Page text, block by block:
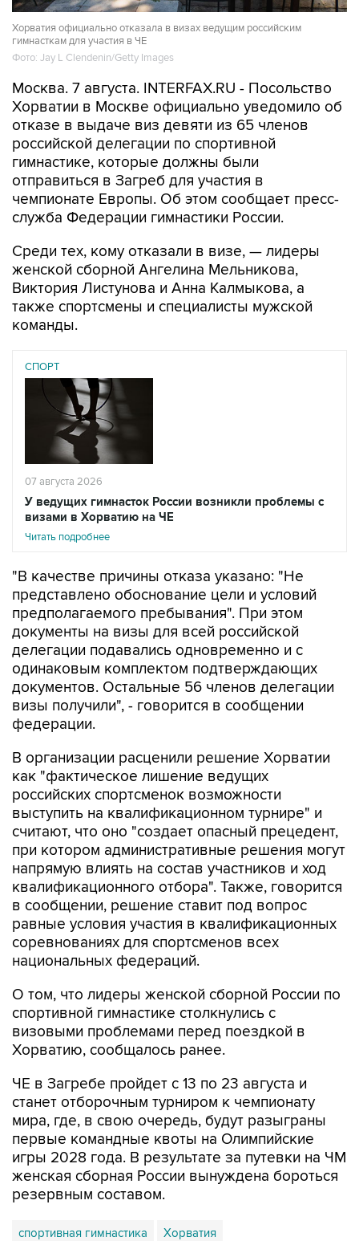
Хорватия официально отказала в визах ведущим российским
гимнасткам для участия в ЧЕ
Фото: Jay L Clendenin/Getty Images
Москва. 7 августа. INTERFAX.RU - Посольство
Хорватии в Москве официально уведомило об
отказе в выдаче виз девяти из 65 членов
российской делегации по спортивной
гимнастике, которые должны были
отправиться в Загреб для участия в
чемпионате Европы. Об этом сообщает пресс-
служба Федерации гимнастики России.
Среди тех, кому отказали в визе, — лидеры
женской сборной Ангелина Мельникова,
Виктория Листунова и Анна Калмыкова, а
также спортсмены и специалисты мужской
команды.
СПОРТ
07 августа 2026
У ведущих гимнасток России возникли проблемы с
визами в Хорватию на ЧЕ
Читать подробнее
"В качестве причины отказа указано: "Не
представлено обоснование цели и условий
предполагаемого пребывания". При этом
документы на визы для всей российской
делегации подавались одновременно и с
одинаковым комплектом подтверждающих
документов. Остальные 56 членов делегации
визы получили", - говорится в сообщении
федерации.
В организации расценили решение Хорватии
как "фактическое лишение ведущих
российских спортсменок возможности
выступить на квалификационном турнире" и
считают, что оно "создает опасный прецедент,
при котором административные решения могут
напрямую влиять на состав участников и ход
квалификационного отбора". Также, говорится
в сообщении, решение ставит под вопрос
равные условия участия в квалификационных
соревнованиях для спортсменов всех
национальных федераций.
О том, что лидеры женской сборной России по
спортивной гимнастике столкнулись с
визовыми проблемами перед поездкой в
Хорватию, сообщалось ранее.
ЧЕ в Загребе пройдет с 13 по 23 августа и
станет отборочным турниром к чемпионату
мира, где, в свою очередь, будут разыграны
первые командные квоты на Олимпийские
игры 2028 года. В результате за путевки на ЧМ
женская сборная России вынуждена бороться
резервным составом.
спортивная гимнастика Хорватия